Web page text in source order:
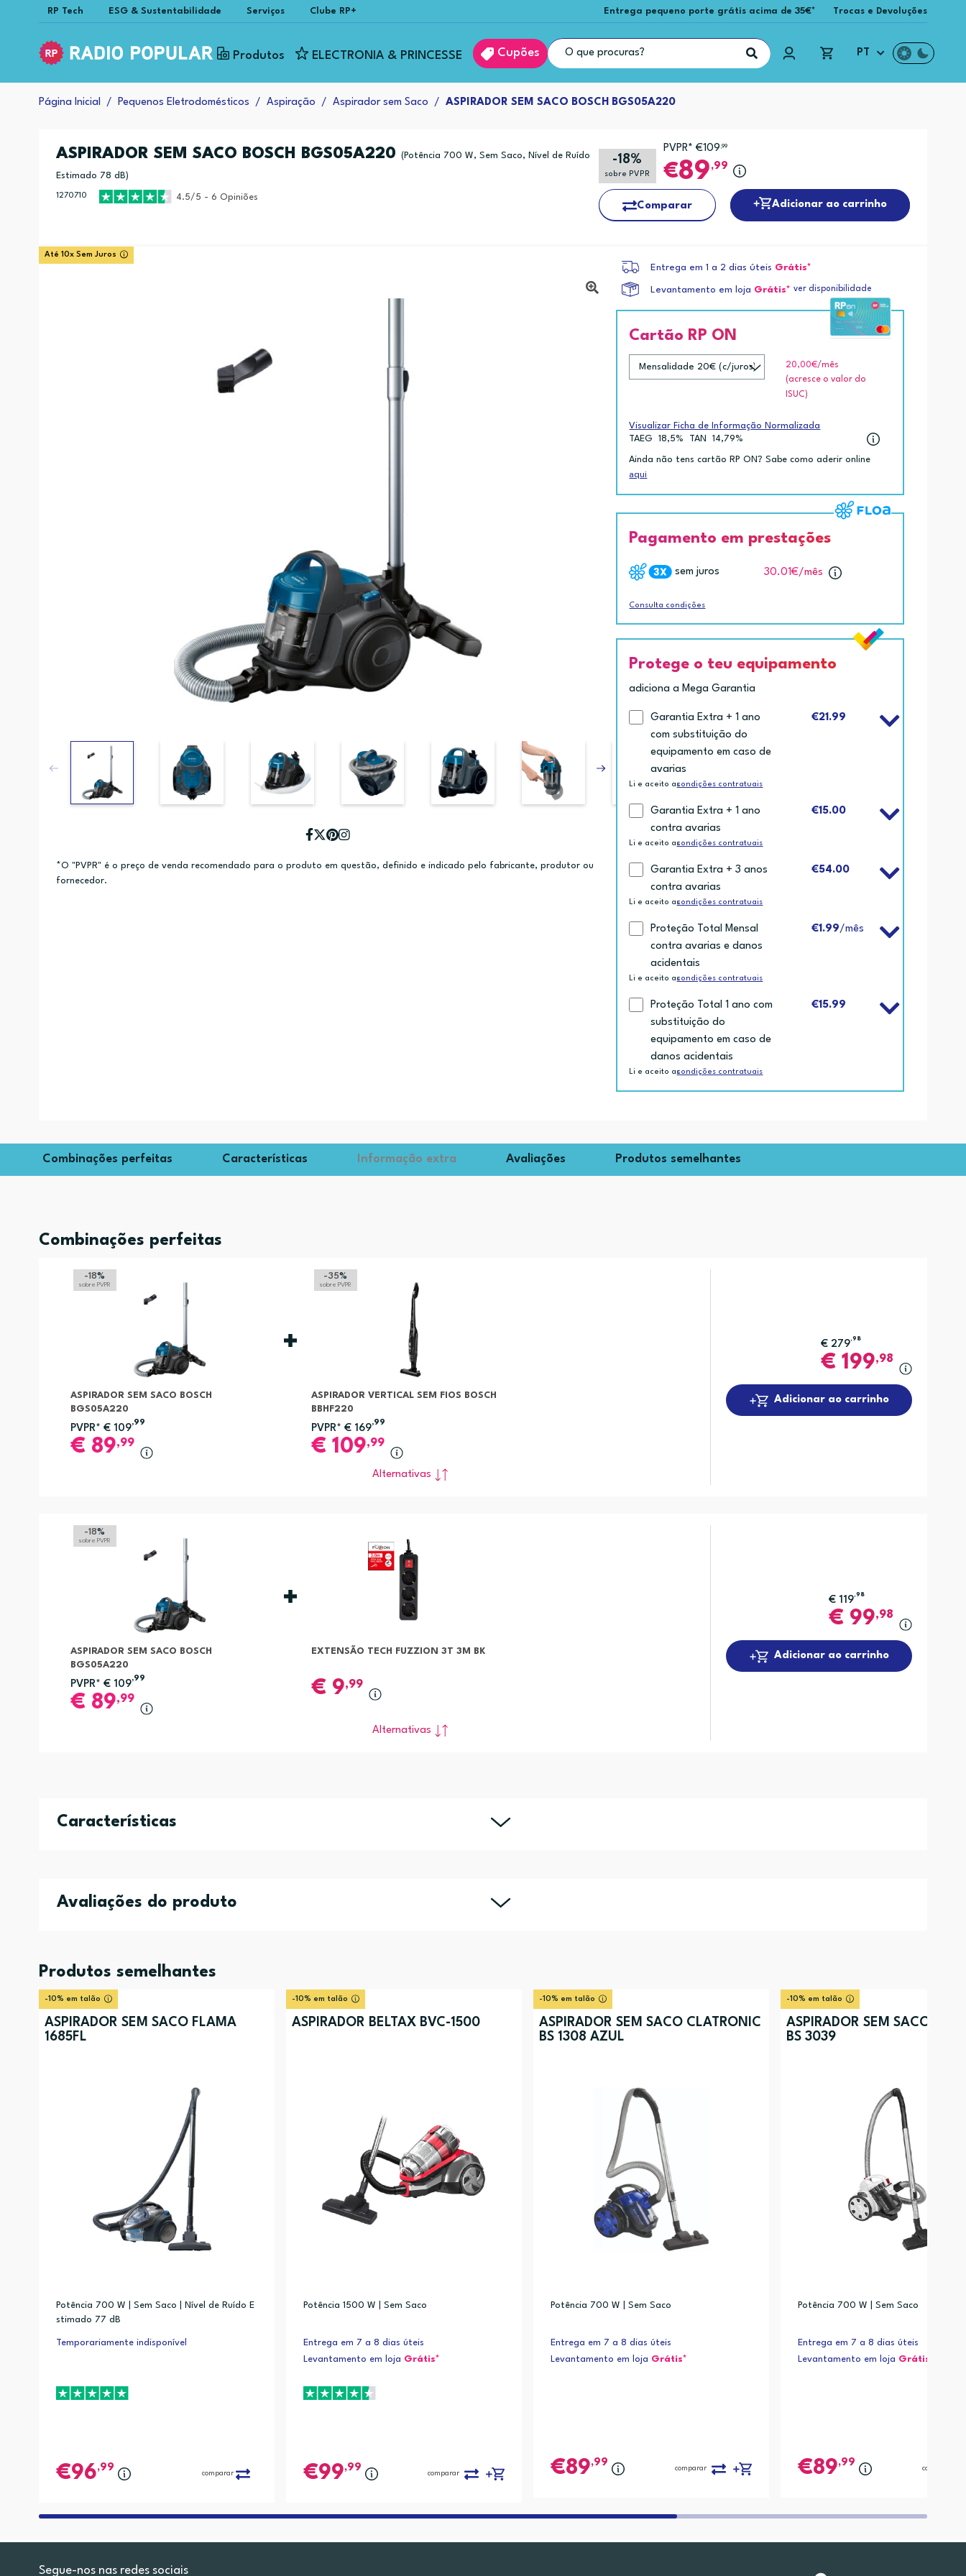
RP Tech ESG & Sustentabilidade Serviços Clube RP+ Entrega pequeno porte grátis acima de 35€* Trocas e Devoluções
Produtos ELECTRONIA & PRINCESSE Cupões PT
Página Inicial Pequenos Eletrodomésticos Aspiração Aspirador sem Saco ASPIRADOR SEM SACO BOSCH BGS05A220
ASPIRADOR SEM SACO BOSCH BGS05A220 (Potência 700 W, Sem Saco, Nível de Ruído
Estimado 78 dB)
1270710 4.5/5 - 6 Opiniões
-18%
sobre PVPR
PVPR* €109 ,99
89 ,99
Comparar Adicionar ao carrinho
Até 10x Sem Juros
*O "PVPR" é o preço de venda recomendado para o produto em questão, definido e indicado pelo fabricante, produtor ou
fornecedor.
Entrega em 1 a 2 dias úteis Grátis*
Levantamento em loja Grátis* ver disponibilidade
Cartão RP ON
20,00€/mês
(acresce o valor do
ISUC)
Visualizar Ficha de Informação Normalizada
TAEG
18,5% TAN 14,79%
Ainda não tens cartão RP ON? Sabe como aderir online
aqui
Pagamento em prestações
sem juros 30.01€/mês
Consulta condições
Protege o teu equipamento
adiciona a Mega Garantia
Garantia Extra + 1 ano
com substituição do
equipamento em caso de
avarias
€21.99
Li e aceito ascondições contratuais
Garantia Extra + 1 ano
contra avarias
€15.00
Li e aceito ascondições contratuais
Garantia Extra + 3 anos
contra avarias
€54.00
Li e aceito ascondições contratuais
Proteção Total Mensal
contra avarias e danos
acidentais
€1.99/mês
Li e aceito ascondições contratuais
Proteção Total 1 ano com
substituição do
equipamento em caso de
danos acidentais
€15.99
Li e aceito ascondições contratuais
Combinações perfeitas Características Informação extra Avaliações Produtos semelhantes
Combinações perfeitas
-18%
sobre PVPR
ASPIRADOR SEM SACO BOSCH
BGS05A220
PVPR* € 109
,99
€ 89,99
-35%
sobre PVPR
ASPIRADOR VERTICAL SEM FIOS BOSCH
BBHF220
PVPR* € 169
,99
€ 109,99
Alternativas
€279,98
€199,98
Adicionar ao carrinho
-18%
sobre PVPR
ASPIRADOR SEM SACO BOSCH
BGS05A220
PVPR* € 109
,99
€ 89,99
EXTENSÃO TECH FUZZION 3T 3M BK
€ 9,99
Alternativas
€ 119,98
€ 99,98
Adicionar ao carrinho
Características
Avaliações do produto
Produtos semelhantes
-10% em talão
ASPIRADOR SEM SACO FLAMA
1685FL
Potência 700 W | Sem Saco | Nível de Ruído E
stimado 77 dB
Temporariamente indisponível
96,99
comparar
-10% em talão
ASPIRADOR BELTAX BVC-1500
Potência 1500 W | Sem Saco
Entrega em 7 a 8 dias úteis
Levantamento em loja Grátis*
99,99
comparar
-10% em talão
ASPIRADOR SEM SACO CLATRONIC
BS 1308 AZUL
Potência 700 W | Sem Saco
Entrega em 7 a 8 dias úteis
Levantamento em loja Grátis*
89,99
comparar
-10% em talão
ASPIRADOR SEM SACO
BS 3039
Potência 700 W | Sem Saco
Entrega em 7 a 8 dias úteis
Levantamento em loja Grátis*
89,99
comparar
Segue-nos nas redes sociais